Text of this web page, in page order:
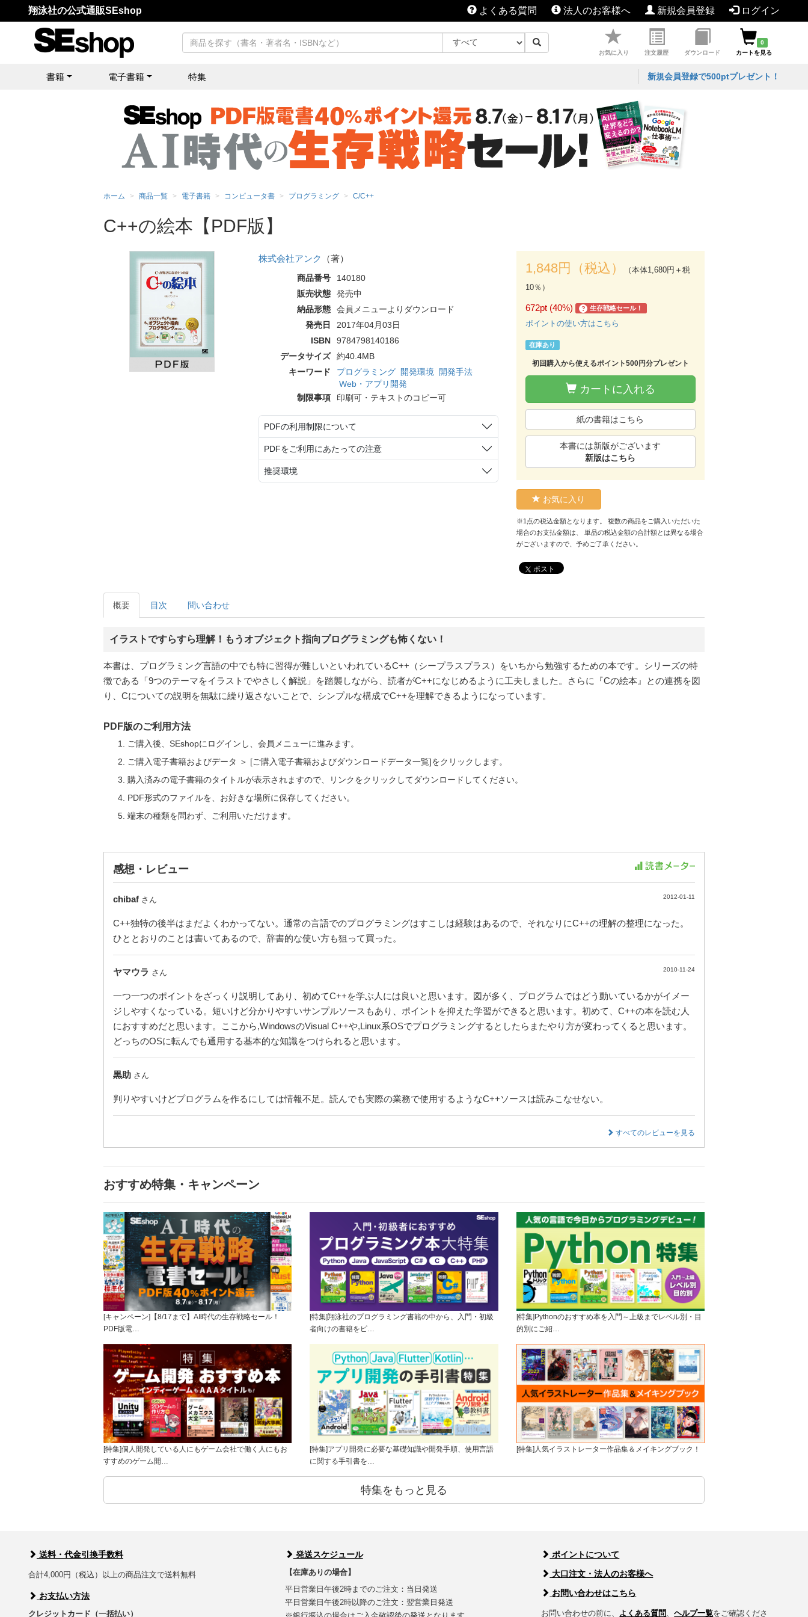
翔泳社の公式通販SEshop よくある質問 法人のお客様へ 新規会員登録 ログイン
お気に入り 注文履歴 ダウンロード
0
カートを見る
書籍 電子書籍 特集 新規会員登録で500ptプレゼント！
ホーム 商品一覧 電子書籍 コンピュータ書 プログラミング C/C++
C++の絵本【PDF版】
株式会社アンク （著）
商品番号
140180
販売状態
発売中
納品形態
会員メニューよりダウンロード
発売日
2017年04月03日
ISBN
9784798140186
データサイズ
約40.4MB
キーワード
プログラミング 開発環境
開発手法
Web・アプリ開発
制限事項
印刷可・テキストのコピー可
PDFの利用制限について
PDFをご利用にあたっての注意
推奨環境
1,848円（税込）
（本体1,680円＋税
10％）
672pt (40%) ? 生存戦略セール！
ポイントの使い方はこちら
在庫あり
初回購入から使えるポイント500円分プレゼント
カートに入れる
紙の書籍はこちら
本書には新版がございます
新版はこちら
お気に入り
※1点の税込金額となります。 複数の商品をご購入いただいた
場合のお支払金額は、 単品の税込金額の合計額とは異なる場合
がございますので、予めご了承ください。
ポスト
概要 目次 問い合わせ
イラストですらすら理解！もうオブジェクト指向プログラミングも怖くない！
本書は、プログラミング言語の中でも特に習得が難しいといわれているC++（シープラスプラス）をいちから勉強するための本です。シリーズの特
徴である「9つのテーマをイラストでやさしく解説」を踏襲しながら、読者がC++になじめるように工夫しました。さらに『Cの絵本』との連携を図
り、Cについての説明を無駄に繰り返さないことで、シンプルな構成でC++を理解できるようになっています。
PDF版のご利用方法
ご購入後、SEshopにログインし、会員メニューに進みます。
ご購入電子書籍およびデータ ＞ [ご購入電子書籍およびダウンロードデータ一覧]をクリックします。
購入済みの電子書籍のタイトルが表示されますので、リンクをクリックしてダウンロードしてください。
PDF形式のファイルを、お好きな場所に保存してください。
端末の種類を問わず、ご利用いただけます。
感想・レビュー
chibaf さん 2012-01-11
C++独特の後半はまだよくわかってない。通常の言語でのプログラミングはすこしは経験はあるので、それなりにC++の理解の整理になった。
ひととおりのことは書いてあるので、辞書的な使い方も狙って買った。
ヤマウラ さん 2010-11-24
一つ一つのポイントをざっくり説明してあり、初めてC++を学ぶ人には良いと思います。図が多く、プログラムではどう動いているかがイメー
ジしやすくなっている。短いけど分かりやすいサンプルソースもあり、ポイントを抑えた学習ができると思います。初めて、C++の本を読む人
におすすめだと思います。ここから,WindowsのVisual C++や,Linux系OSでプログラミングするとしたらまたやり方が変わってくると思います。
どっちのOSに転んでも通用する基本的な知識をつけられると思います。
黒助 さん
判りやすいけどプログラムを作るにしては情報不足。読んでも実際の業務で使用するようなC++ソースは読みこなせない。
すべてのレビューを見る
おすすめ特集・キャンペーン
[キャンペーン]【8/17まで】AI時代の生存戦略セール！
PDF版電…
[特集]翔泳社のプログラミング書籍の中から、入門・初級
者向けの書籍をピ…
[特集]Pythonのおすすめ本を入門～上級までレベル別・目
的別にご紹…
[特集]個人開発している人にもゲーム会社で働く人にもお
すすめのゲーム開…
[特集]アプリ開発に必要な基礎知識や開発手順、使用言語
に関する手引書を…
[特集]人気イラストレーター作品集＆メイキングブック！
特集をもっと見る
送料・代金引換手数料
合計4,000円（税込）以上の商品注文で送料無料
お支払い方法
クレジットカード（一括払い）
発送スケジュール
【在庫ありの場合】
平日営業日午後2時までのご注文：当日発送
平日営業日午後2時以降のご注文：翌営業日発送
ポイントについて
大口注文・法人のお客様へ
お問い合わせはこちら
お問い合わせの前に、 よくある質問 、ヘルプ一覧をご確認くださ